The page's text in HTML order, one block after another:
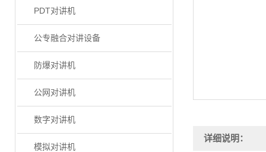
PDT对讲机
公专融合对讲设备
防爆对讲机
公网对讲机
数字对讲机
模拟对讲机
详细说明：